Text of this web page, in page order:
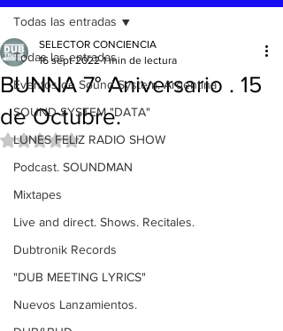
Todas las entradas
Eventos de Sound System. Argentina
SOUND SYSTEM "DATA"
LUNES FELIZ RADIO SHOW
Podcast. SOUNDMAN
Mixtapes
Live and direct. Shows. Recitales.
Dubtronik Records
"DUB MEETING LYRICS"
Nuevos Lanzamientos.
Todas las entradas
BUNNA 7° Aniversario . 15
de Octubre.
SELECTOR CONCIENCIA
16 sept 2022 1 min de lectura
Obtuvo NaN de 5 estrellas.